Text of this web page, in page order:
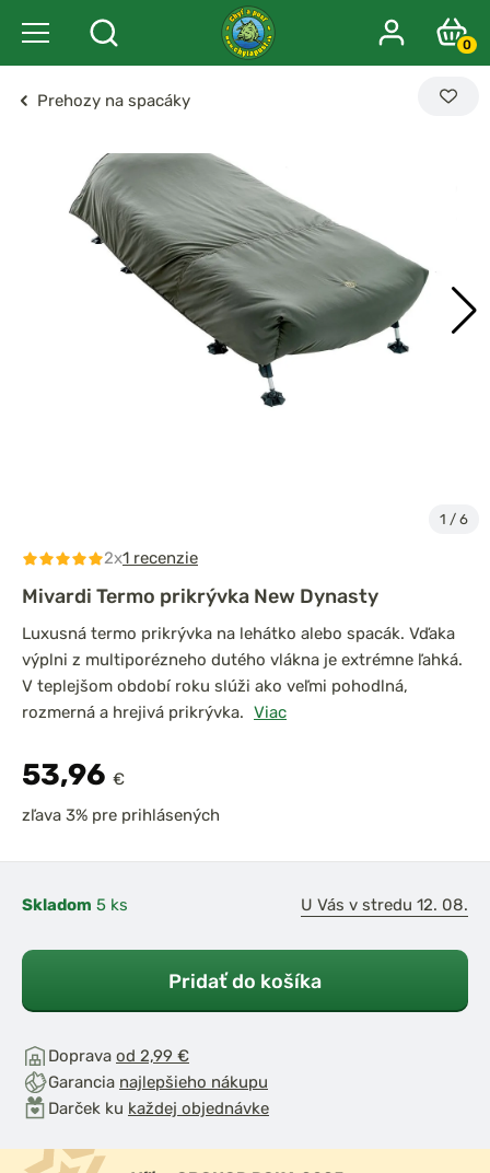
0
Prehozy na spacáky
1 / 6
2x1 recenzie
Mivardi Termo prikrývka New Dynasty
Luxusná termo prikrývka na lehátko alebo spacák. Vďaka
výplni z multiporézneho dutého vlákna je extrémne ľahká.
V teplejšom období roku slúži ako veľmi pohodlná,
rozmerná a hrejivá prikrývka. Viac
53,96 €
zľava 3% pre prihlásených
Skladom 5 ks U Vás v stredu 12. 08.
Pridať do košíka
Doprava od 2,99 €
Garancia najlepšieho nákupu
Darček ku každej objednávke